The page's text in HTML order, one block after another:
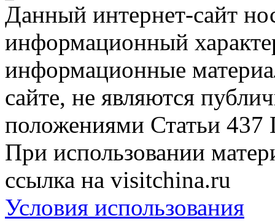
Данный интернет-сайт
информационный
информационные
сайте, не являются
положениями Статьи 437
При использовании
ссылка на visitchina.ru
Условия использования